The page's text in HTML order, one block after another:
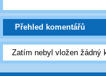
Přehled komentářů
Zatím nebyl vložen žádný